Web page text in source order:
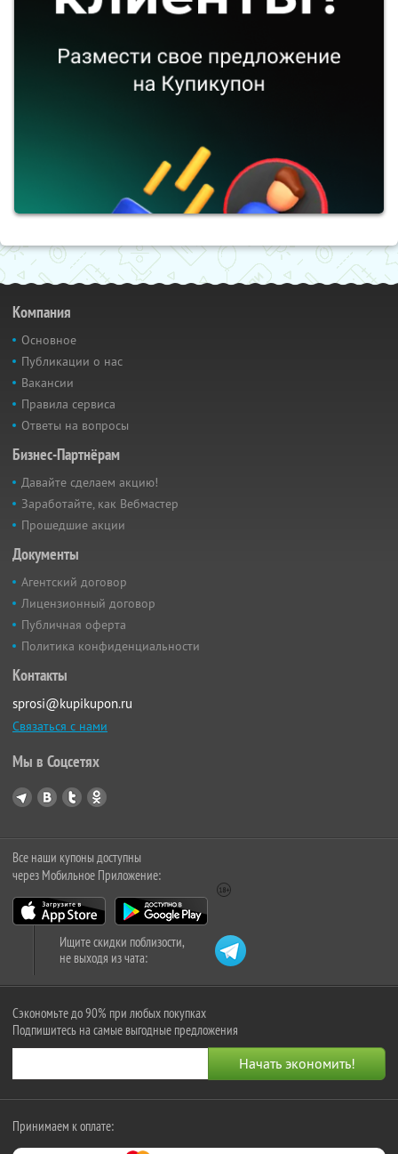
Компания
Основное
Публикации о нас
Вакансии
Правила сервиса
Ответы на вопросы
Бизнес-Партнёрам
Давайте сделаем акцию!
Заработайте, как Вебмастер
Прошедшие акции
Документы
Агентский договор
Лицензионный договор
Публичная оферта
Политика конфиденциальности
Контакты
sprosi@kupikupon.ru
Связаться с нами
Мы в Соцсетях
Все наши купоны доступны
через Мобильное Приложение:
Ищите скидки поблизости,
не выходя из чата:
Сэкономьте до 90% при любых покупках
Подпишитесь на самые выгодные предложения
Принимаем к оплате: